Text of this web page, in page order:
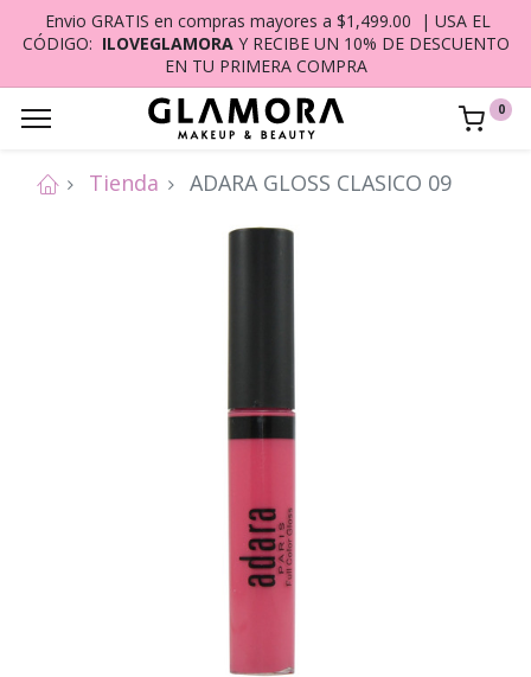
Envio GRATIS en compras mayores a $1,499.00 | USA EL
CÓDIGO: ILOVEGLAMORA Y RECIBE UN 10% DE DESCUENTO
EN TU PRIMERA COMPRA
0
Tienda ADARA GLOSS CLASICO 09